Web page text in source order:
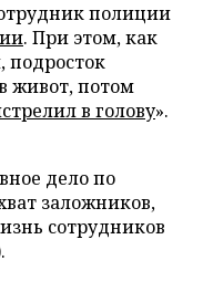
полиции
. При этом, как
подросток
живот, потом
в голову».
дело по
заложников,
сотрудников